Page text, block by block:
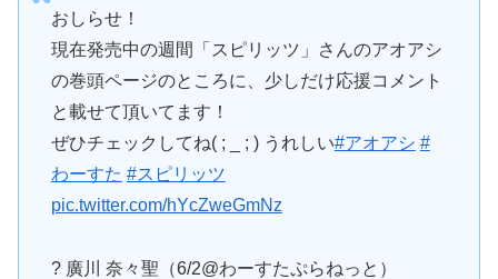
おしらせ！
現在発売中の週間「スピリッツ」さんのアオアシ
の巻頭ページのところに、少しだけ応援コメント
と載せて頂いてます！
ぜひチェックしてね( ; _ ; ) うれしい#アオアシ #
わーすた #スピリッツ
pic.twitter.com/hYcZweGmNz
? 廣川 奈々聖（6/2@わーすたぷらねっと）